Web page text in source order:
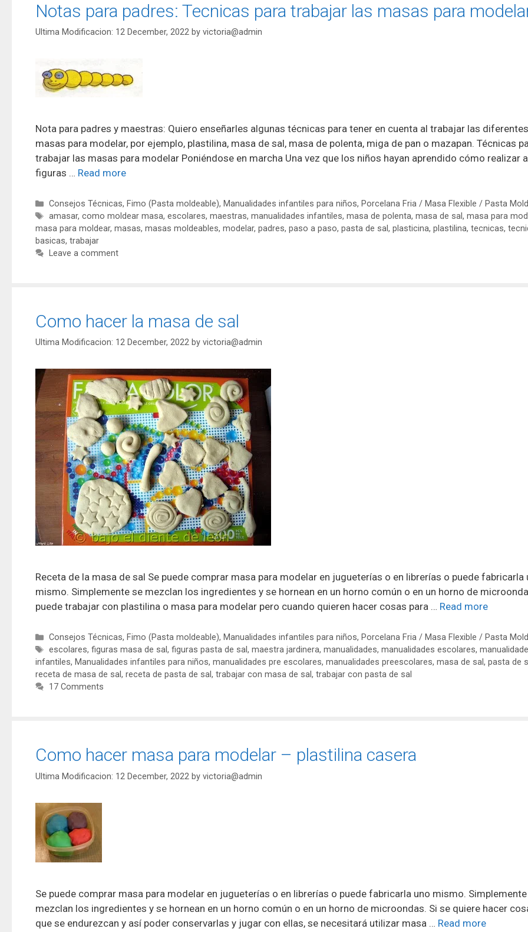
Notas para padres: Tecnicas para trabajar las masas para
12 December, 2022 by victoria@admin
Nota para padres y maestras: Quiero enseñarles algunas técnicas para tener en cuenta al trabajar las diferentes
masas para modelar, por ejemplo, plastilina, masa de sal, masa de polenta, miga de pan o mazapan. Técnicas
trabajar las masas para modelar Poniéndose en marcha Una vez que los niños hayan aprendido cómo realizar
figuras … Read more
Consejos Técnicas, Fimo (Pasta moldeable), Manualidades infantiles para niños, Porcelana Fria / Masa Flexible / Pasta
amasar, como moldear masa, escolares, maestras, manualidades infantiles, masa de polenta, masa de sal, masa para
masa para moldear, masas, masas moldeables, modelar, padres, paso a paso, pasta de sal, plasticina, plastilina, tecnicas,
basicas, trabajar
Leave a comment
Como hacer la masa de sal
12 December, 2022 by victoria@admin
Receta de la masa de sal Se puede comprar masa para modelar en jugueterías o en librerías o puede fabricarla
mismo. Simplemente se mezclan los ingredientes y se hornean en un horno común o en un horno de
puede trabajar con plastilina o masa para modelar pero cuando quieren hacer cosas para … Read more
Consejos Técnicas, Fimo (Pasta moldeable), Manualidades infantiles para niños, Porcelana Fria / Masa Flexible / Pasta
escolares, figuras masa de sal, figuras pasta de sal, maestra jardinera, manualidades, manualidades escolares,
infantiles, Manualidades infantiles para niños, manualidades pre escolares, manualidades preescolares, masa de sal, pasta de
receta de masa de sal, receta de pasta de sal, trabajar con masa de sal, trabajar con pasta de sal
17 Comments
Como hacer masa para modelar – plastilina casera
12 December, 2022 by victoria@admin
Se puede comprar masa para modelar en jugueterías o en librerías o puede fabricarla uno mismo.
mezclan los ingredientes y se hornean en un horno común o en un horno de microondas. Si se quiere hacer
que se endurezcan y así poder conservarlas y jugar con ellas, se necesitará utilizar masa … Read more